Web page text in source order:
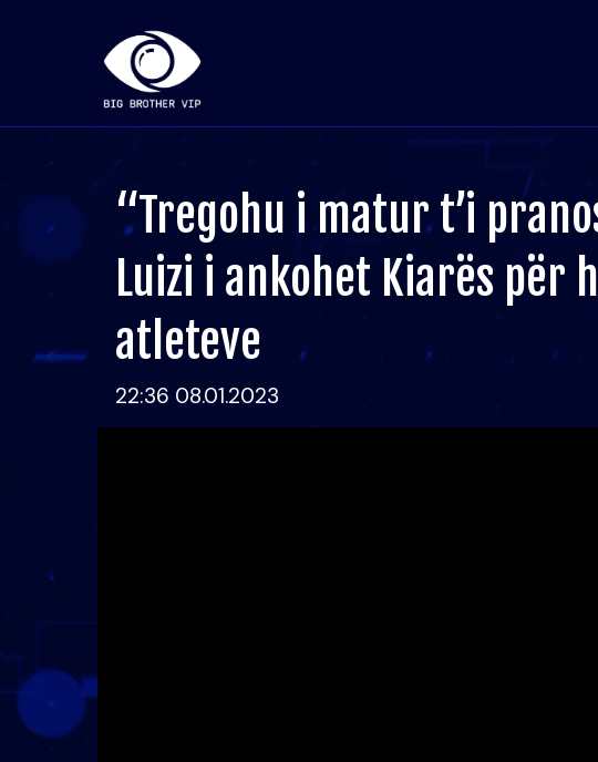
“Tregohu i matur t’i
Luizi i ankohet Kiarës për
atleteve
22:36 08.01.2023